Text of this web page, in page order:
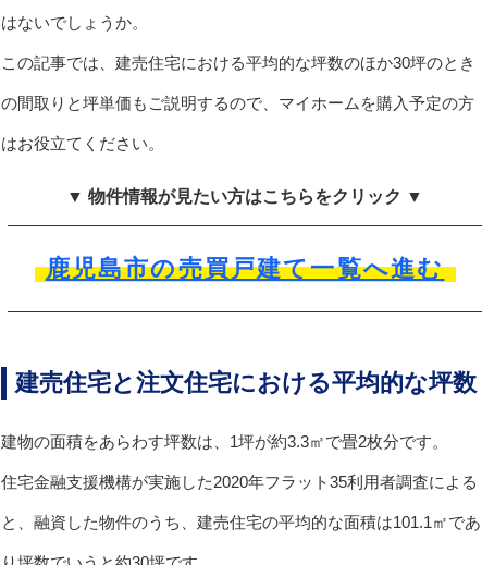
はないでしょうか。
この記事では、建売住宅における平均的な坪数のほか30坪のとき
の間取りと坪単価もご説明するので、マイホームを購入予定の方
はお役立てください。
▼ 物件情報が見たい方はこちらをクリック ▼
鹿児島市の売買戸建て一覧へ進む
建売住宅と注文住宅における平均的な坪数
建物の面積をあらわす坪数は、1坪が約3.3㎡で畳2枚分です。
住宅金融支援機構が実施した2020年フラット35利用者調査による
と、融資した物件のうち、建売住宅の平均的な面積は101.1㎡であ